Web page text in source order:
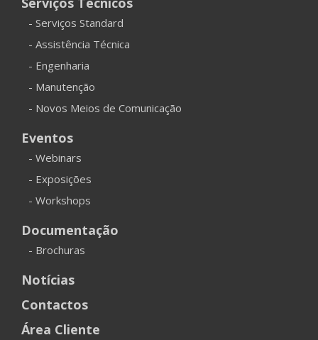
- Serviços Standard
- Assistência Técnica
- Engenharia
- Manutenção
- Novos Meios de Comunicação
Eventos
- Webinars
- Exposições
- Workshops
Documentação
- Brochuras
Notícias
Contactos
Área Cliente